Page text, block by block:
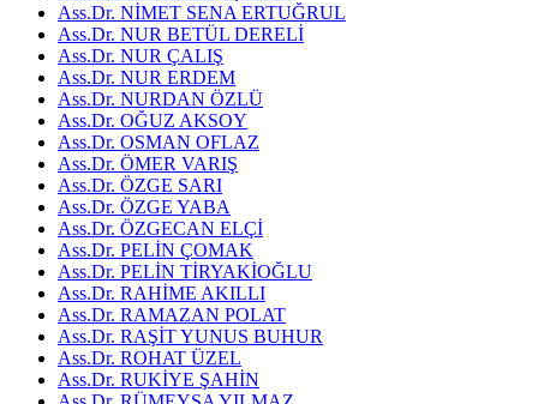
Ass.Dr. NİMET SENA ERTUĞRUL
Ass.Dr. NUR BETÜL DERELİ
Ass.Dr. NUR ÇALIŞ
Ass.Dr. NUR ERDEM
Ass.Dr. NURDAN ÖZLÜ
Ass.Dr. OĞUZ AKSOY
Ass.Dr. OSMAN OFLAZ
Ass.Dr. ÖMER VARIŞ
Ass.Dr. ÖZGE SARI
Ass.Dr. ÖZGE YABA
Ass.Dr. ÖZGECAN ELÇİ
Ass.Dr. PELİN ÇOMAK
Ass.Dr. PELİN TİRYAKİOĞLU
Ass.Dr. RAHİME AKILLI
Ass.Dr. RAMAZAN POLAT
Ass.Dr. RAŞİT YUNUS BUHUR
Ass.Dr. ROHAT ÜZEL
Ass.Dr. RUKİYE ŞAHİN